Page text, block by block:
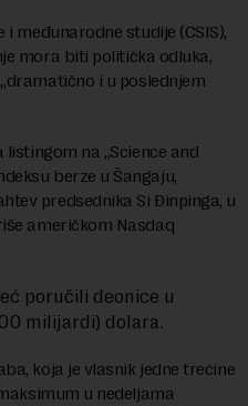
međunarodne studije (CSIS),
mora biti politička odluka,
i u poslednjem
na „Science and
berze u Šangaju,
predsednika Si Đinpinga, u
američkom Nasdaq
poručili deonice u
milijardi) dolara.
koja je vlasnik jedne trećine
u nedeljama